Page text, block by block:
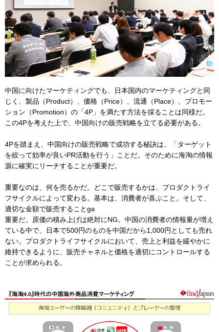
中国に向けたマーケティングでも、日本国内のマーケティングと同
じく、製品（Product）、価格（Price）、流通（Place）、プロモー
ション（Promotion）の「4P」を満たす方法を採ることは同様だ。
この4Pを考えた上で、中国向けの販売戦略を立てる必要がある。
4Pを踏まえ、中国向けの販売戦略で成功する秘訣は、「ターゲット
を絞って効率が良いPR活動を行う」ことだ。そのために海淘の情報
源に確実にリーチすることが重要だ。
重要なのは、何を売るかだ。どこで販売するかは、プロダクトライ
フサイクルによって変わる。基本は、消費者が喜ぶこと。そして、
適切な金額で販売することga
重要だ。原価の積み上げは絶対にNG。中国の消費者の情報量が増え
ている中で、日本で500円のものを中国だから1,000円としても売れ
ない。プロダクトライフサイクルにおいて、売上と利益を緩やかに
維持できるように、販売チャネルと価格を適切にコントロールする
ことが求められる。